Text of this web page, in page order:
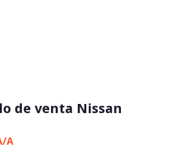
de venta Nissan
A